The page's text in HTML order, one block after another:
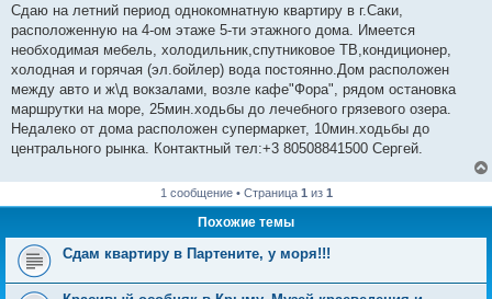
о
б
щ
е
и
е
Сдаю на летний период однокомнатную квартиру в г.Саки,
расположенную на 4-ом этаже 5-ти этажного дома. Имеется
необходимая мебель, холодильник,спутниковое ТВ,кондиционер,
холодная и горячая (эл.бойлер) вода постоянно.Дом расположен
между авто и ж\д вокзалами, возле кафе"Фора", рядом остановка
маршрутки на море, 25мин.ходьбы до лечебного грязевого озера.
Недалеко от дома расположен супермаркет, 10мин.ходьбы до
центрального рынка. Контактный тел:+3 80508841500 Сергей.
1 сообщение • Страница 1 из 1
Похожие темы
Сдам квартиру в Партените, у моря!!!